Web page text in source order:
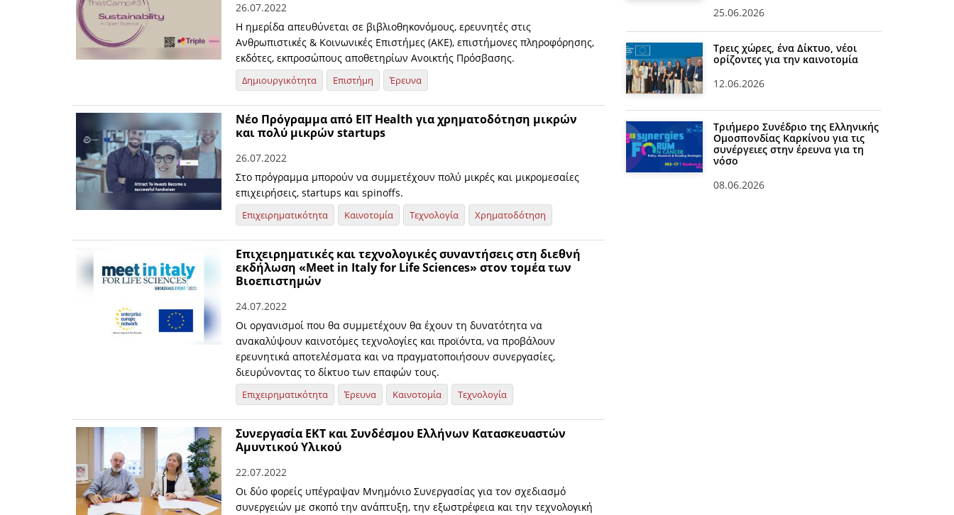
26.07.2022
Η ημερίδα απευθύνεται σε βιβλιοθηκονόμους, ερευνητές στις
Ανθρωπιστικές & Κοινωνικές Επιστήμες (ΑΚΕ), επιστήμονες πληροφόρησης,
εκδότες, εκπροσώπους αποθετηρίων Ανοικτής Πρόσβασης.
Δημιουργικότητα Επιστήμη Έρευνα
Νέο Πρόγραμμα από EIT Health για χρηματοδότηση μικρών
και πολύ μικρών startups
26.07.2022
Στο πρόγραμμα μπορούν να συμμετέχουν πολύ μικρές και μικρομεσαίες
επιχειρήσεις, startups και spinoffs.
Επιχειρηματικότητα Καινοτομία Τεχνολογία Χρηματοδότηση
Επιχειρηματικές και τεχνολογικές συναντήσεις στη διεθνή
εκδήλωση «Meet in Italy for Life Sciences» στον τομέα των
Βιοεπιστημών
24.07.2022
Οι οργανισμοί που θα συμμετέχουν θα έχουν τη δυνατότητα να
ανακαλύψουν καινοτόμες τεχνολογίες και προϊόντα, να προβάλουν
ερευνητικά αποτελέσματα και να πραγματοποιήσουν συνεργασίες,
διευρύνοντας το δίκτυο των επαφών τους.
Επιχειρηματικότητα Έρευνα Καινοτομία Τεχνολογία
Συνεργασία ΕΚΤ και Συνδέσμου Ελλήνων Κατασκευαστών
Αμυντικού Υλικού
22.07.2022
Οι δύο φορείς υπέγραψαν Μνημόνιο Συνεργασίας για τον σχεδιασμό
συνεργειών με σκοπό την ανάπτυξη, την εξωστρέφεια και την τεχνολογική
25.06.2026
Τρεις χώρες, ένα Δίκτυο, νέοι
ορίζοντες για την καινοτομία
12.06.2026
Τριήμερο Συνέδριο της Ελληνικής
Ομοσπονδίας Καρκίνου για τις
συνέργειες στην έρευνα για τη
νόσο
08.06.2026